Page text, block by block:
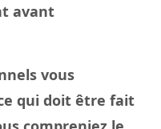
avant
vous
qui doit être fait